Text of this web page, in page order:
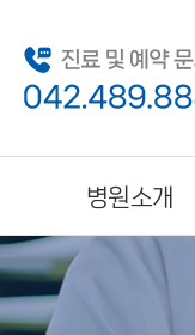
병원소개